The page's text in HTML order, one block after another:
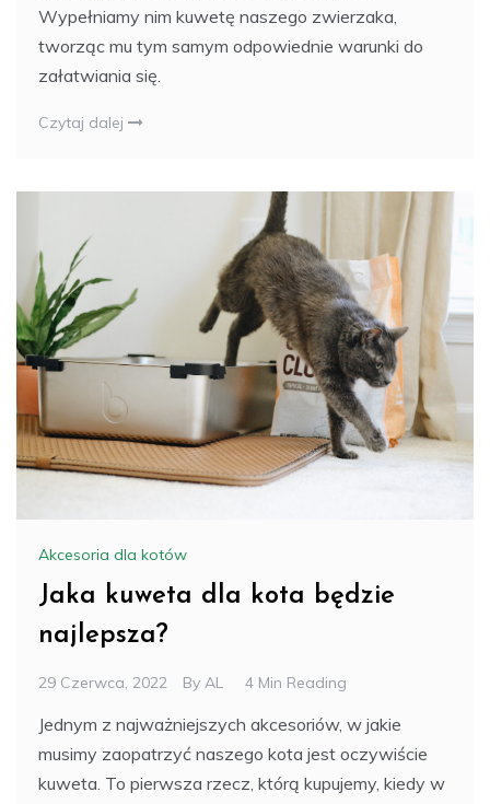
Wypełniamy nim kuwetę naszego zwierzaka,
tworząc mu tym samym odpowiednie warunki do
załatwiania się.
Czytaj dalej
Akcesoria dla kotów
Jaka kuweta dla kota będzie
najlepsza?
29 Czerwca, 2022 By AL 4 Min Reading
Jednym z najważniejszych akcesoriów, w jakie
musimy zaopatrzyć naszego kota jest oczywiście
kuweta. To pierwsza rzecz, którą kupujemy, kiedy w